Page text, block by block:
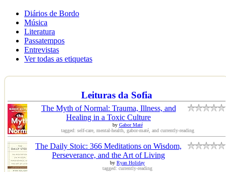
Diários de Bordo
Música
Literatura
Passatempos
Entrevistas
Ver todas as etiquetas
Leituras da Sofia
The Myth of Normal: Trauma, Illness, and
Healing in a Toxic Culture
by Gabor Maté
tagged: self-care, mental-health, gabor-maté, and currently-reading
The Daily Stoic: 366 Meditations on Wisdom,
Perseverance, and the Art of Living
by Ryan Holiday
tagged: currently-reading